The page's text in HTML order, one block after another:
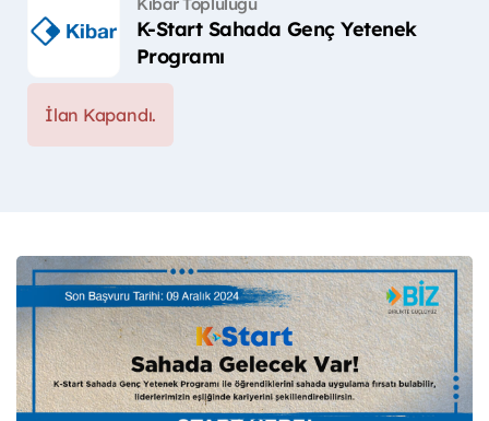
K-Start Sahada Genç Yetenek
Programı
İlan Kapandı.